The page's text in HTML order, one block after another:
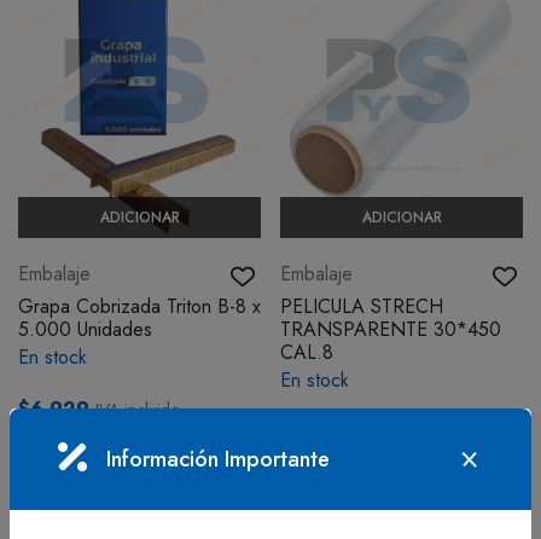
ADICIONAR
Embalaje
Grapa Cobrizada Triton B-8 x
5.000 Unidades
En stock
$6.929 IVA incluido
ADICIONAR
Embalaje
PELICULA STRECH
TRANSPARENTE 30*450
CAL.8
En stock
Información Importante